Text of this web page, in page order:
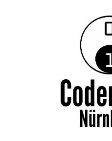
CoderDojo
Nürnberg